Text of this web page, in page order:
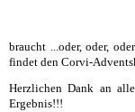
braucht ...oder, oder,
findet den Corvi-
Herzlichen Dank an
Ergebnis!!!